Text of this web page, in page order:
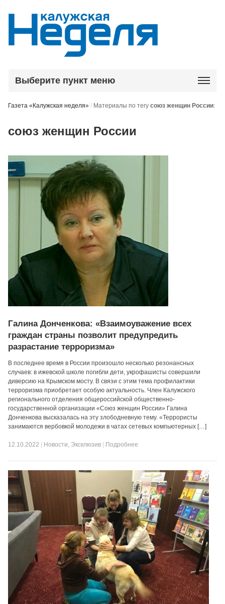
Выберите пункт меню
Газета «Калужская неделя» / Материалы по тегусоюз женщин России:
союз женщин России
Галина Донченкова: «Взаимоуважение всех
граждан страны позволит предупредить
разрастание терроризма»
В последнее время в России произошло несколько резонансных
случаев: в ижевской школе погибли дети, укрофашисты совершили
диверсию на Крымском мосту. В связи с этим тема профилактики
терроризма приобретает особую актуальность. Член Калужского
регионального отделения общероссийской общественно-
государственной организации «Союз женщин России» Галина
Донченкова высказалась на эту злободневную тему. «Террористы
занимаются вербовкой молодежи в чатах сетевых компьютерных […]
12.10.2022 Новости, Эксклюзив Подробнее